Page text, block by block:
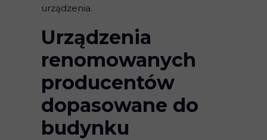
urządzenia.
Urządzenia
renomowanych
producentów
dopasowane do
budynku